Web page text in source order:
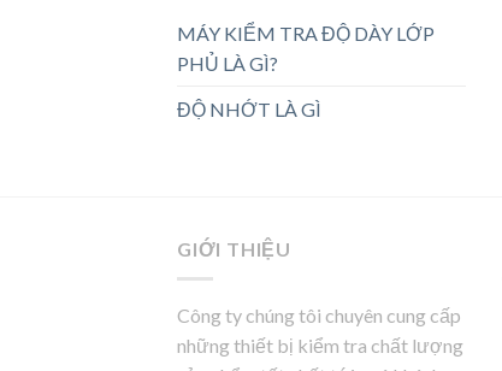
MÁY KIỂM TRA ĐỘ DÀY LỚP
PHỦ LÀ GÌ?
ĐỘ NHỚT LÀ GÌ
GIỚI THIỆU
Công ty chúng tôi chuyên cung cấp
những thiết bị kiểm tra chất lượng